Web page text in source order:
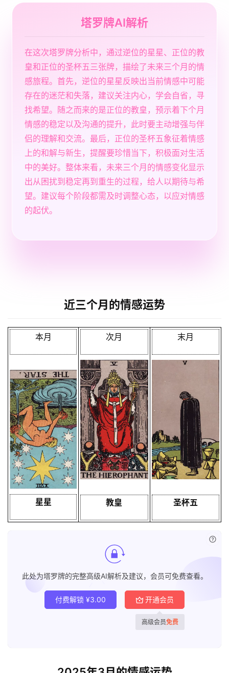
塔罗牌AI解析
在这次塔罗牌分析中，通过逆位的星星、正位的教
皇和正位的圣杯五三张牌，描绘了未来三个月的情
感旅程。首先，逆位的星星反映出当前情感中可能
存在的迷茫和失落，建议关注内心，学会自省，寻
找希望。随之而来的是正位的教皇，预示着下个月
情感的稳定以及沟通的提升，此时要主动增强与伴
侣的理解和交流。最后，正位的圣杯五象征着情感
上的和解与新生，提醒要珍惜当下，积极面对生活
中的美好。整体来看，未来三个月的情感变化显示
出从困扰到稳定再到重生的过程，给人以期待与希
望。建议每个阶段都需及时调整心态，以应对情感
的起伏。
近三个月的情感运势
本月
星星
次月
教皇
末月
圣杯五
此处为塔罗牌的完整高级AI解析及建议，会员可免费查看。
付费解锁 ¥3.00 开通会员
高级会员免费